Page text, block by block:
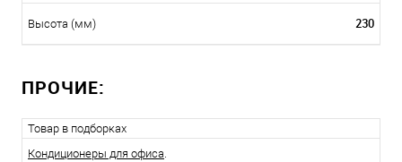
Высота (мм) 230
ПРОЧИЕ:
Товар в подборках
Кондиционеры для офиса.